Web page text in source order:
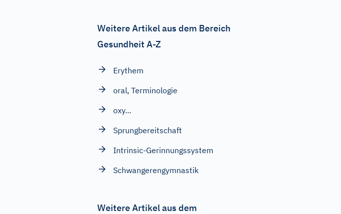
Weitere Artikel aus dem Bereich
Gesundheit A-Z
Erythem
oral, Terminologie
oxy...
Sprungbereitschaft
Intrinsic-Gerinnungssystem
Schwangerengymnastik
Weitere Artikel aus dem